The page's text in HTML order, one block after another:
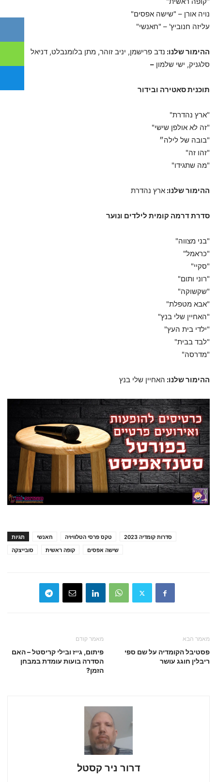
נויה אורן – "שישה אפסים"
עליזה חנוביץ' – "חאנשי"
ההימור שלנו: נדב פרישמן, יניב זוהר, מתן בלומנבלט, דניאל
סלגניק, ישי שלמון –
תוכנית סאטירה ובידור
"ארץ נהדרת"
"זה לא אולפן שישי"
"בובה של לילה״
"זהו זה"
"מה שתגידו"
ההימור שלנו: ארץ נהדרת
סדרת דרמה קומית לילדים ונוער
"בני מצווה"
"כראמל"
"סקיי"
"רוני ותום"
"שקשוקה"
"אבא מטפלת"
"האחיין שלי בנץ"
"ילדי בית העץ"
"לבד בבית"
"מדרסה"
ההימור שלנו: האחיין שלי בנץ
תגיות חאנשי טקס פרסי הטלוויזיה
סדרות קומדיה 2023
סובייצקה
קופה ראשית שישה אפסים
מאמר קודם
פיתום, גייז ובילי קריסטל – האם
הסדרה בועות עומדת במבחן
הזמן?
מאמר הבא
פסטיבל הקומדיה על שם ספי
ריבלין חוגג עושר
דרור ניר קסטל